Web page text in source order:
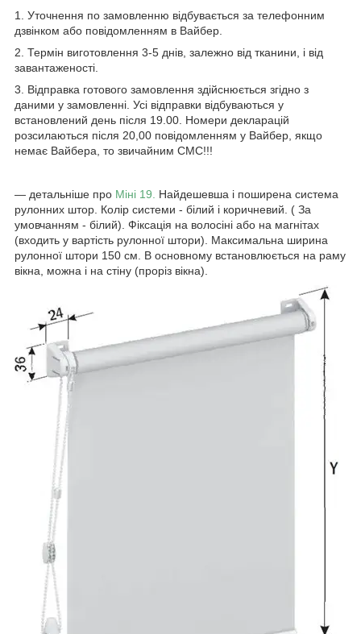
1. Уточнення по замовленню відбувається за телефонним
дзвінком або повідомленням в Вайбер.
2. Термін виготовлення 3-5 днів, залежно від тканини, і від
завантаженості.
3. Відправка готового замовлення здійснюється згідно з
даними у замовленні. Усі відправки відбуваються у
встановлений день після 19.00. Номери декларацій
розсилаються після 20,00 повідомленням у Вайбер, якщо
немає Вайбера, то звичайним СМС!!!
― детальніше про Міні 19. Найдешевша і поширена система
рулонних штор. Колір системи - білий і коричневий. ( За
умовчанням - білий). Фіксація на волосіні або на магнітах
(входить у вартість рулонної штори). Максимальна ширина
рулонної штори 150 см. В основному встановлюється на раму
вікна, можна і на стіну (проріз вікна).